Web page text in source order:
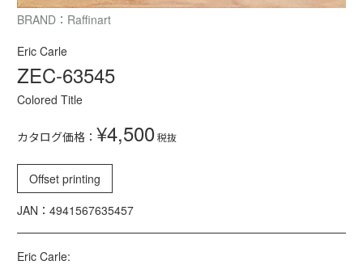
BRAND：Raffinart
Eric Carle
ZEC-63545
Colored Title
カタログ価格： ¥4,500税抜
Offset printing
JAN：4941567635457
Eric Carle: